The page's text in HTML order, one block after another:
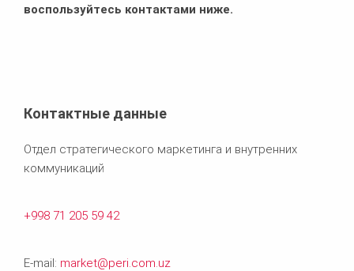
воспользуйтесь контактами ниже.
Контактные данные
Отдел стратегического маркетинга и внутренних
коммуникаций
+998 71 205 59 42
E-mail: market@peri.com.uz